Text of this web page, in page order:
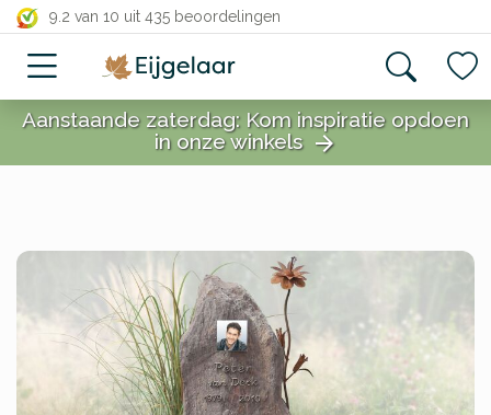
9.2 van 10 uit 435 beoordelingen
close
close
Aanstaande zaterdag: Kom inspiratie opdoen
in onze winkels arrow_forward